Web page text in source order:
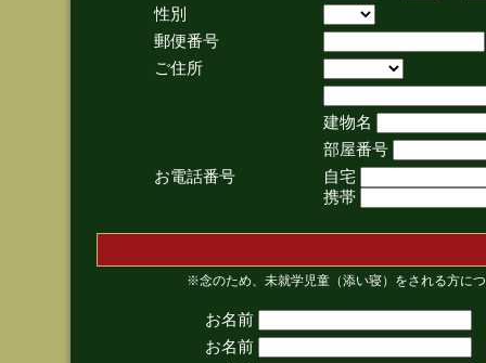
性別
郵便番号
ご住所
建物名
部屋番号
お電話番号
自宅
携帯
※念のため、未就学児童（添い寝）をされる方に
お名前
お名前